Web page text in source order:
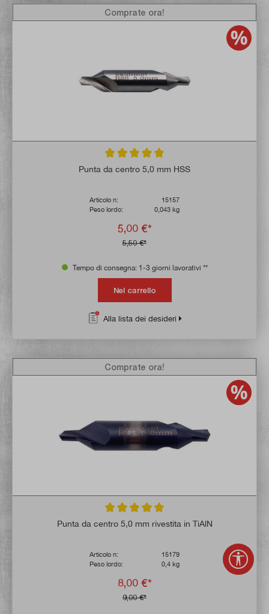
Valutazione media di 5 su 5 stelle
Punta da centro 5,0 mm HSS
Articolo n:
15157
Peso lordo:
0,043 kg
5,00 €*
5,50 €*
Comprate ora!
Tempo di consegna: 1-3 giorni lavorativi **
Nel carrello
Alla lista dei desideri
Valutazione media di 5 su 5 stelle
Punta da centro 5,0 mm rivestita in TiAlN
Articolo n:
15179
Peso lordo:
0,4 kg
8,00 €*
9,00 €*
Comprate ora!